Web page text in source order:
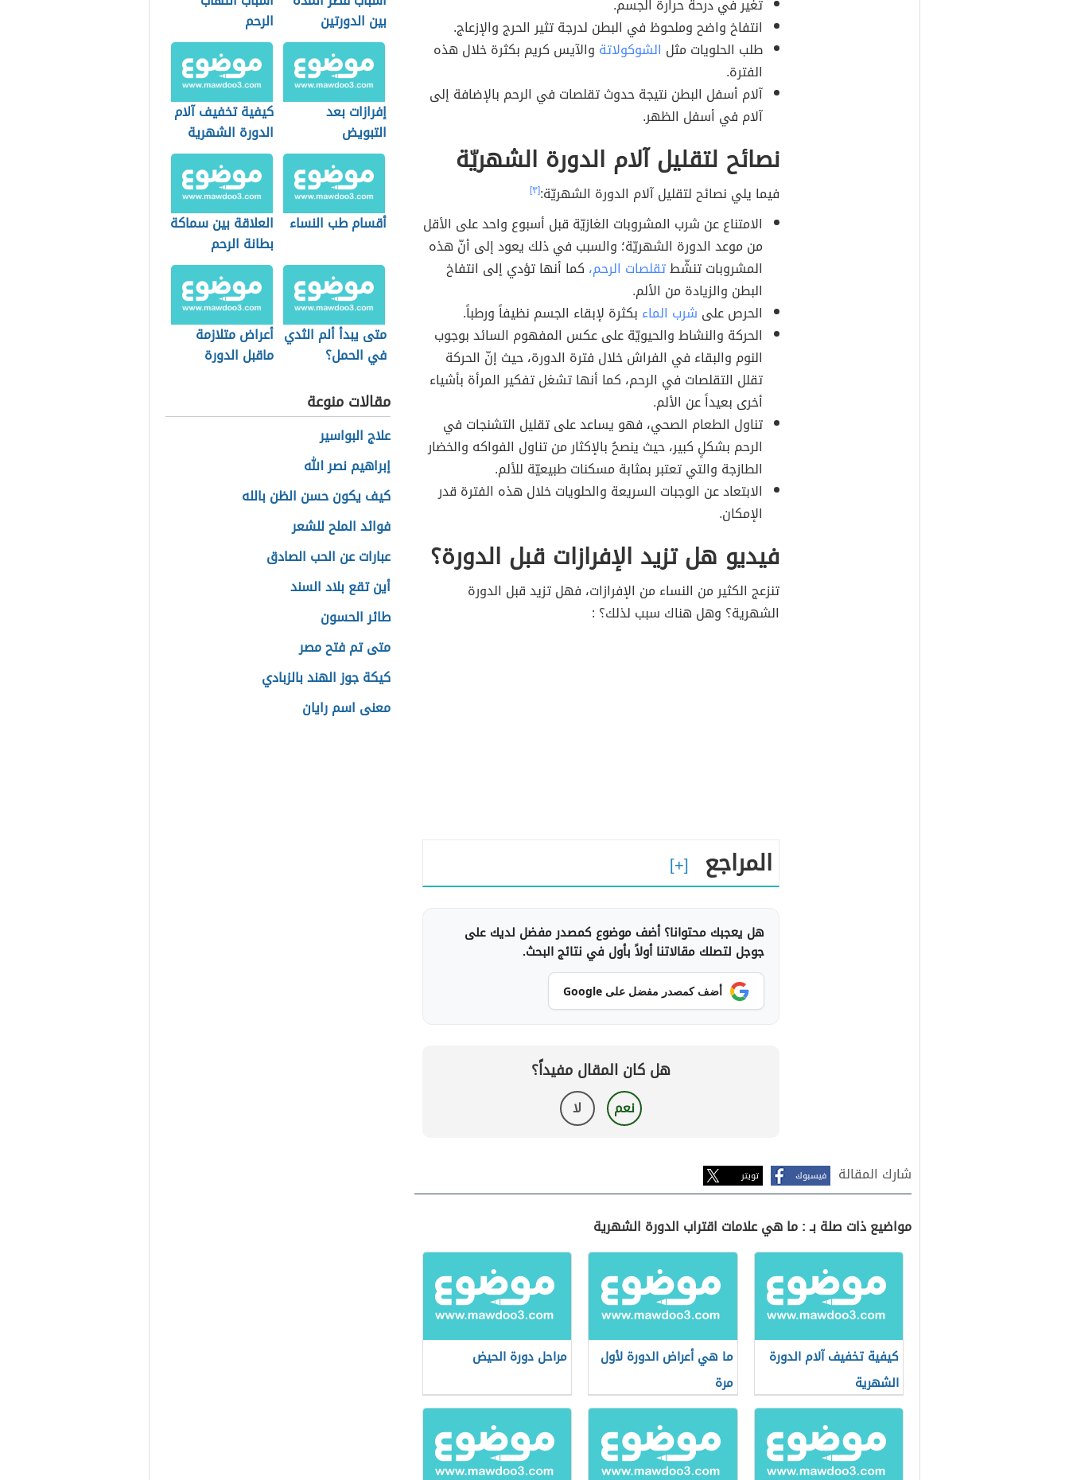
تغير في درحة حرارة الجسم.
انتفاخ واضح وملحوظ في البطن لدرجة تثير الحرج والإزعاج.
طلب الحلويات مثل الشوكولاتة والآيس كريم بكثرة خلال هذه
الفترة.
آلام أسفل البطن نتيجة حدوث تقلصات في الرحم بالإضافة إلى
آلام في أسفل الظهر.
نصائح لتقليل آلام الدورة الشهريّة
فيما يلي نصائح لتقليل آلام الدورة الشهريّة:[٣]
الامتناع عن شرب المشروبات الغازيّة قبل أسبوع واحد على الأقل
من موعد الدورة الشهريّة؛ والسبب في ذلك يعود إلى أنّ هذه
المشروبات تنشّطتقلصات الرحم، كما أنها تؤدي إلى انتفاخ
البطن والزيادة من الألم.
الحرص على شرب الماء بكثرة لإبقاء الجسم نظيفاً ورطباً.
الحركة والنشاط والحيويّة على عكس المفهوم السائد بوجوب
النوم والبقاء في الفراش خلال فترة الدورة، حيث إنّ الحركة
تقلل التقلصات في الرحم، كما أنها تشغل تفكير المرأة بأشياء
أخرى بعيداً عن الألم.
تناول الطعام الصحي، فهو يساعد على تقليل التشنجات في
الرحم بشكلٍ كبير، حيث ينصحُ بالإكثار من تناول الفواكه والخضار
الطازجة والتي تعتبر بمثابة مسكنات طبيعيّة للألم.
الابتعاد عن الوجبات السريعة والحلويات خلال هذه الفترة قدر
الإمكان.
فيديو هل تزيد الإفرازات قبل الدورة؟
تنزعج الكثير من النساء من الإفرازات، فهل تزيد قبل الدورة
الشهرية؟ وهل هناك سبب لذلك؟ :
المراجع
هل يعجبك محتوانا؟ أضف موضوع كمصدر مفضل لديك على
جوجل لتصلك مقالاتنا أولاً بأول في نتائج البحث.
أضف كمصدر مفضل على Google
هل كان المقال مفيداً؟
نعم لا
شارك المقالة فيسبوك تويتر
مواضيع ذات صلة بـ : ما هي علامات اقتراب الدورة الشهرية
كيفية تخفيف آلام الدورة
الشهرية
ما هي أعراض الدورة لأول
مرة
مراحل دورة الحيض
بين الدورتين
الرحم
إفرازات بعد
التبويض
كيفية تخفيف آلام
الدورة الشهرية
أقسام طب النساء
العلاقة بين سماكة
بطانة الرحم
والحمل
متى يبدأ ألم الثدي
في الحمل؟
أعراض متلازمة
ماقبل الدورة
مقالات منوعة
علاج البواسير
إبراهيم نصر الله
كيف يكون حسن الظن بالله
فوائد الملح للشعر
عبارات عن الحب الصادق
أين تقع بلاد السند
طائر الحسون
متى تم فتح مصر
كيكة جوز الهند بالزبادي
معنى اسم رايان